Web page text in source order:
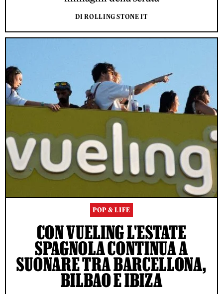
DI ROLLING STONE IT
POP & LIFE
CON VUELING L'ESTATE
SPAGNOLA CONTINUA A
SUONARE TRA BARCELLONA,
BILBAO E IBIZA